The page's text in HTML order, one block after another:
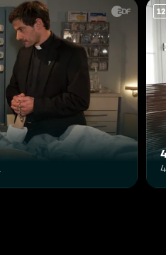
12